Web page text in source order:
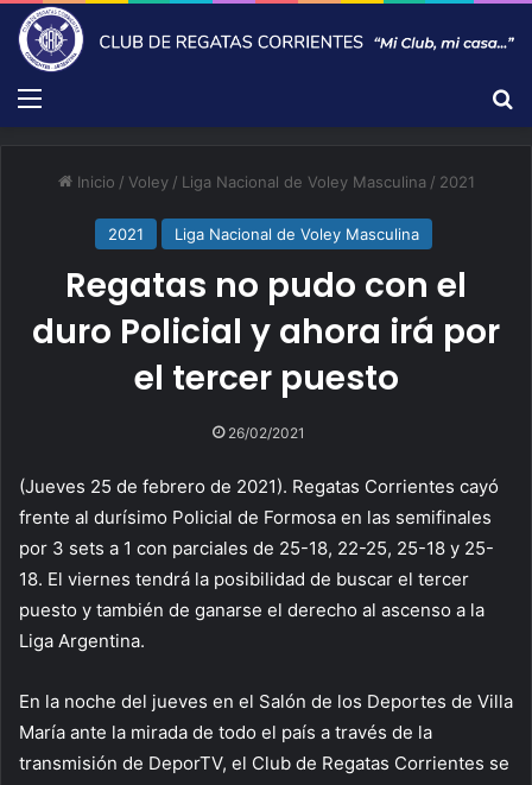
Menú
Inicio / Voley / Liga Nacional de Voley Masculina / 2021
2021 Liga Nacional de Voley Masculina
Regatas no pudo con el
duro Policial y ahora irá por
el tercer puesto
26/02/2021
(Jueves 25 de febrero de 2021). Regatas Corrientes cayó
frente al durísimo Policial de Formosa en las semifinales
por 3 sets a 1 con parciales de 25-18, 22-25, 25-18 y 25-
18. El viernes tendrá la posibilidad de buscar el tercer
puesto y también de ganarse el derecho al ascenso a la
Liga Argentina.
En la noche del jueves en el Salón de los Deportes de Villa
María ante la mirada de todo el país a través de la
transmisión de DeporTV, el Club de Regatas Corrientes se